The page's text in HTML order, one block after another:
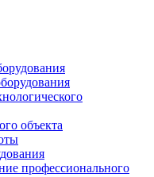
объекта
профессионального